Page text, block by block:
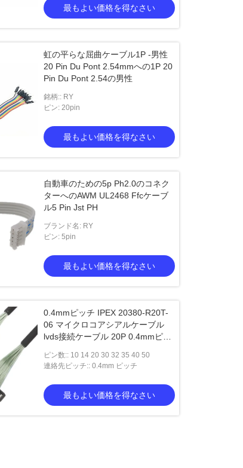
最もよい価格を得なさい
虹の平らな屈曲ケーブル1P -男性
20 Pin Du Pont 2.54mmへの1P 20
Pin Du Pont 2.54の男性
銘柄:: RY
ピン: 20pin
最もよい価格を得なさい
自動車のための5p Ph2.0のコネク
ターへのAWM UL2468 Ffcケーブ
ル5 Pin Jst PH
ブランド名: RY
ピン: 5pin
最もよい価格を得なさい
0.4mmピッチ IPEX 20380-R20T-
06 マイクロコアシアルケーブル
lvds接続ケーブル 20P 0.4mmピッ
ピン数:: 10 14 20 30 32 35 40 50
連絡先ピッチ:: 0.4mm ピッチ
最もよい価格を得なさい